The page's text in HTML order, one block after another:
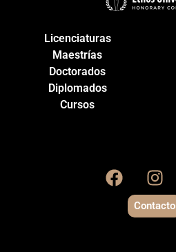
Licenciaturas
Maestrías
Doctorados
Diplomados
Cursos
Contacto